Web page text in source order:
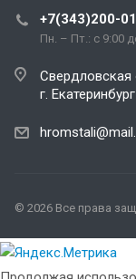
+7(343)200-
Пн. – Пт.: с 9:00
Свердловская
г.
© 2026 Все права